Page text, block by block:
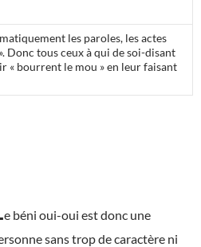
les paroles, les actes
Donc tous ceux à qui de soi-disant
« bourrent le mou » en leur faisant
e béni oui-oui est donc une
sans trop de caractère ni